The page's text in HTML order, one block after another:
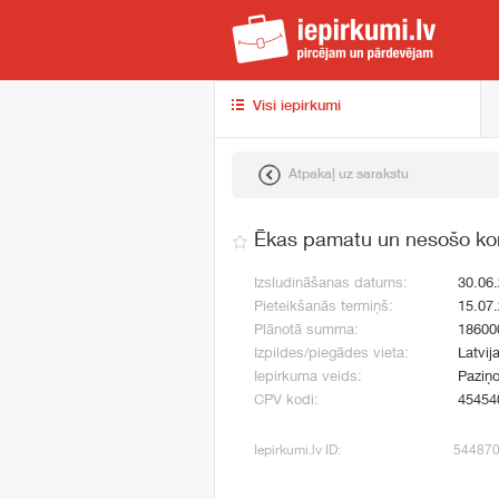
Visi iepirkumi
Atpakaļ uz sarakstu
Ēkas pamatu un nesošo
Izsludināšanas datums:
Pieteikšanās termiņš:
Plānotā summa:
Izpildes/piegādes vieta:
Iepirkuma veids:
CPV kodi:
Iepirkumi.lv ID: